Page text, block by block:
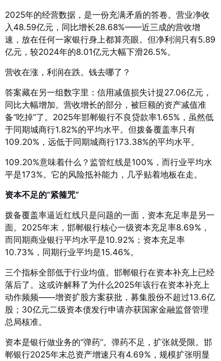
2025年的经营数据，是一份充满矛盾的答卷。营业净收
入48.59亿元，同比增长28.68%——近三成的营收增
速，放在任何一家银行身上都算亮眼。但净利润只有5.89
亿元，较2024年的8.01亿元大幅下滑26.5%。
营收在涨，利润在跌。钱去哪了？
答案藏在另一组数字里：信用减值损失计提27.06亿元，
同比大幅增加。营收增长的部分，被巨额的资产减值准
备“吃掉”了。2025年邯郸银行不良贷款率1.65%，虽然低
于同期城商行1.82%的平均水平。但拨备覆盖率只有
109.20%，远低于同期城商行173.38%的平均水平。
109.20%意味着什么？监管红线是100%，而行业平均水
平是173%。它的风险抵补能力，几乎贴着地板在走。
资本不足的“紧箍咒”
拨备覆盖率逼近红线只是问题的一面，资本充足率是另一
面。2025年末，邯郸银行核心一级资本充足率8.69%，
而同期商业银行平均水平是10.92%；资本充足率
10.73%，同期行业平均是15.46%。
三个指标全部低于行业均值。邯郸银行在资本补充上已经
落后了。这或许解释了为什么2025年该行在资本补充上
动作频频——增资扩股方案获批，募集股份不超过13.6亿
股 ；30亿元二级资本债发行申请亦获国家金融监督管理
总局核准。
资本是银行做业务的“弹药”。弹药不足，扩张就受限。邯
郸银行2025年末总资产增速只有4.69%，规模扩张明显